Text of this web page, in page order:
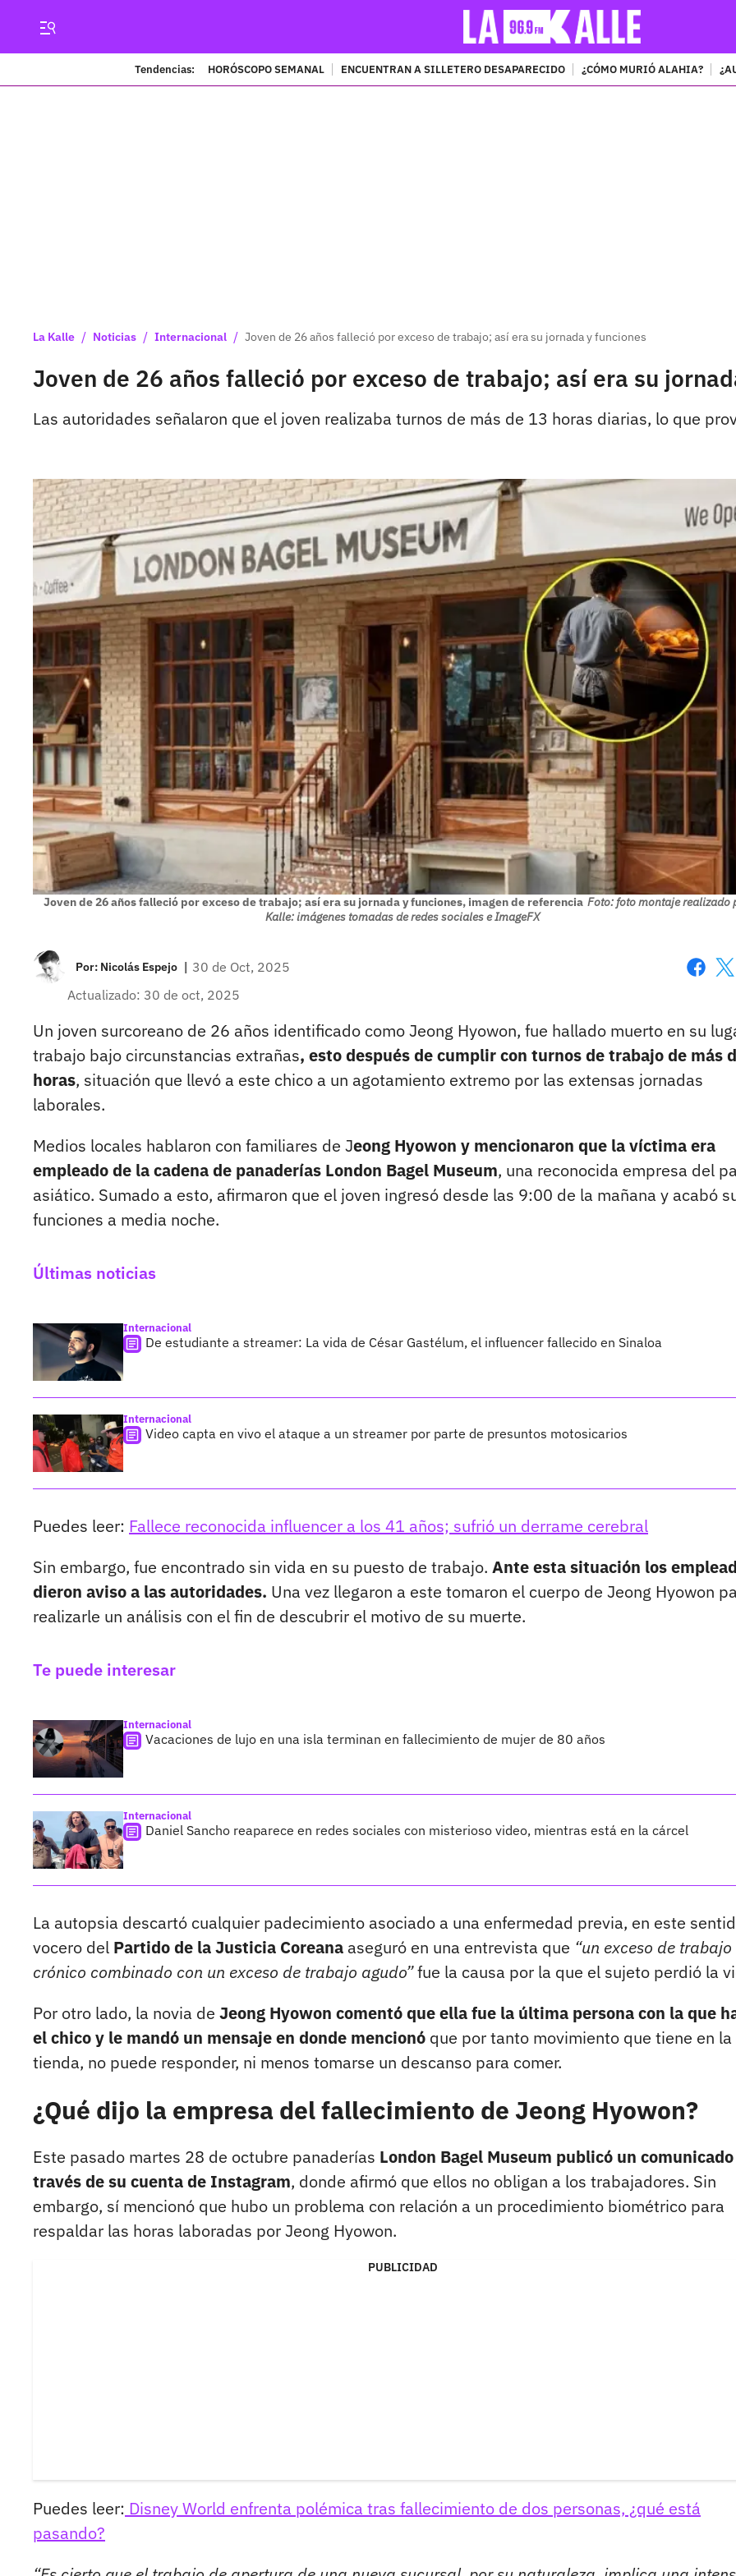
Tendencias: HORÓSCOPO SEMANAL ENCUENTRAN A SILLETERO DESAPARECIDO ¿CÓMO MURIÓ ALAHIA?
La Kalle / Noticias / Internacional / Joven de 26 años falleció por exceso de trabajo; así era su jornada y funciones
Joven de 26 años falleció por exceso de trabajo; así era su
Las autoridades señalaron que el joven realizaba turnos de más de 13 horas diarias, lo que
Joven de 26 años falleció por exceso de trabajo; así era su jornada y funciones, imagen de referencia Foto: foto montaje realizado
Kalle: imágenes tomadas de redes sociales e ImageFX
Por: Nicolás Espejo | 30 de Oct, 2025
Actualizado: 30 de oct, 2025
Un joven surcoreano de 26 años identificado como Jeong Hyowon, fue hallado muerto en su
trabajo bajo circunstancias extrañas, esto después de cumplir con turnos de trabajo de más
horas, situación que llevó a este chico a un agotamiento extremo por las extensas jornadas
laborales.
Medios locales hablaron con familiares de Jeong Hyowon y mencionaron que la víctima era
empleado de la cadena de panaderías London Bagel Museum, una reconocida empresa del
asiático. Sumado a esto, afirmaron que el joven ingresó desde las 9:00 de la mañana y acabó
funciones a media noche.
Últimas noticias
Internacional
De estudiante a streamer: La vida de César Gastélum, el influencer fallecido en Sinaloa
Internacional
Video capta en vivo el ataque a un streamer por parte de presuntos motosicarios
Puedes leer: Fallece reconocida influencer a los 41 años; sufrió un derrame cerebral
Sin embargo, fue encontrado sin vida en su puesto de trabajo. Ante esta situación los
dieron aviso a las autoridades. Una vez llegaron a este tomaron el cuerpo de Jeong Hyowon
realizarle un análisis con el fin de descubrir el motivo de su muerte.
Te puede interesar
Internacional
Vacaciones de lujo en una isla terminan en fallecimiento de mujer de 80 años
Internacional
Daniel Sancho reaparece en redes sociales con misterioso video, mientras está en la cárcel
La autopsia descartó cualquier padecimiento asociado a una enfermedad previa, en este
vocero del Partido de la Justicia Coreana aseguró en una entrevista que “un exceso de trabajo
crónico combinado con un exceso de trabajo agudo”fue la causa por la que el sujeto perdió la
Por otro lado, la novia de Jeong Hyowon comentó que ella fue la última persona con la que
el chico y le mandó un mensaje en donde mencionó que por tanto movimiento que tiene en la
tienda, no puede responder, ni menos tomarse un descanso para comer.
¿Qué dijo la empresa del fallecimiento de Jeong Hyowon?
Este pasado martes 28 de octubre panaderías London Bagel Museum publicó un
través de su cuenta de Instagram, donde afirmó que ellos no obligan a los trabajadores. Sin
embargo, sí mencionó que hubo un problema con relación a un procedimiento biométrico para
respaldar las horas laboradas por Jeong Hyowon.
PUBLICIDAD
Puedes leer: Disney World enfrenta polémica tras fallecimiento de dos personas, ¿qué está
pasando?